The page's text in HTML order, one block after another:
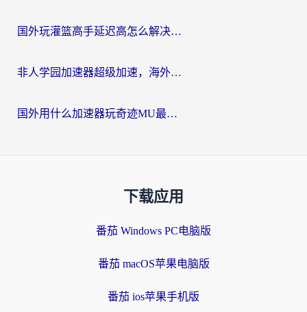
国外玩灌篮高手延迟高怎么解决？海外玩家国服游戏加速终极指南
非人学园加速器超级加速，海外玩家重返国服的通行证
国外用什么加速器玩奇迹MU最好？2026海外玩家国服游戏加速全攻略
下载应用
番茄 Windows PC电脑版
番茄 macOS苹果电脑版
番茄 ios苹果手机版